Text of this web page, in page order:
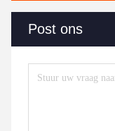
Post ons